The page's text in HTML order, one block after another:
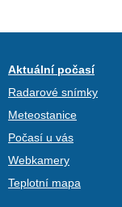
Aktuální počasí
Radarové snímky
Meteostanice
Počasí u vás
Webkamery
Teplotní mapa